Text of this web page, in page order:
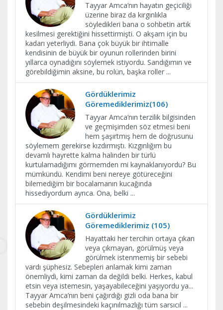
Tayyar Amca’nın hayatın geçiciliği
üzerine biraz da kırgınlıkla
söyledikleri bana o sohbetin artık
kesilmesi gerektiğini hissettirmişti. O akşam için bu
kadarı yeterliydi. Bana çok büyük bir ihtimalle
kendisinin de büyük bir oyunun rollerinden birini
yıllarca oynadığını söylemek istiyordu. Sandığımın ve
görebildiğimin aksine, bu rolün, başka roller ...
Gördüklerimiz
Göremediklerimiz(106)
Tayyar Amca’nın terzilik bilgisinden
ve geçmişimden söz etmesi beni
hem şaşırtmış hem de doğrusunu
söylemem gerekirse kızdırmıştı. Kızgınlığım bu
devamlı hayrette kalma halinden bir türlü
kurtulamadığımı görmemden mi kaynaklanıyordu? Bu
mümkündü. Kendimi beni nereye götüreceğini
bilemediğim bir bocalamanın kucağında
hissediyordum ayrıca. Ona, belki ...
Gördüklerimiz
Göremediklerimiz (105)
Hayattaki her tercihin ortaya çıkan
veya çıkmayan, görülmüş veya
görülmek istenmemiş bir sebebi
vardı şüphesiz. Sebepleri anlamak kimi zaman
önemliydi, kimi zaman da değildi belki. Herkes, kabul
etsin veya istemesin, yaşayabileceğini yaşıyordu ya...
Tayyar Amca’nın beni çağırdığı gizli oda bana bir
sebebin deşilmesindeki kaçınılmazlığı tüm sarsıcıl ...